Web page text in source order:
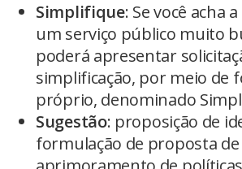
Simplifique: Se você acha
um serviço público muito
poderá apresentar
simplificação, por meio de
próprio, denominado
Sugestão: proposição de
formulação de proposta de